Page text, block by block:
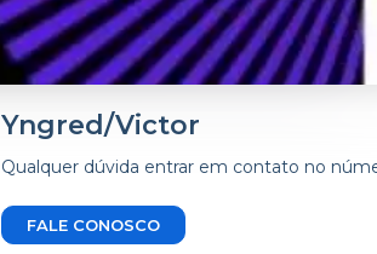
Yngred/Victor
Qualquer dúvida entrar em contato no
FALE CONOSCO